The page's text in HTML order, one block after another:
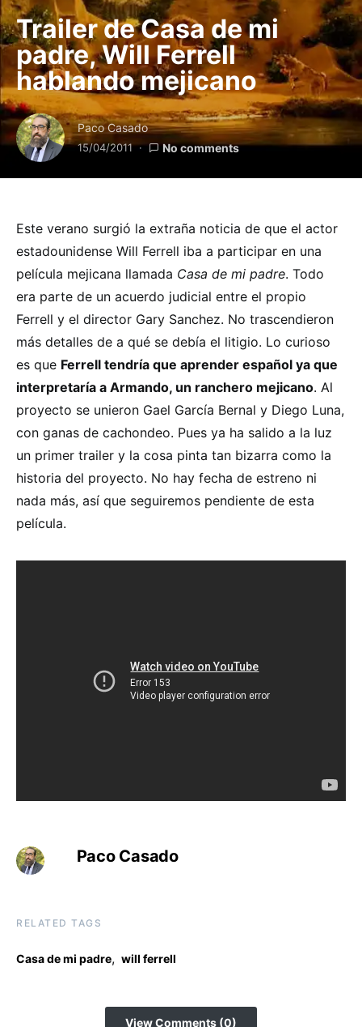
Trailer de Casa de mi
padre, Will Ferrell
hablando mejicano
Paco Casado
15/04/2011 No comments
Este verano surgió la extraña noticia de que el actor
estadounidense Will Ferrell iba a participar en una
película mejicana llamada Casa de mi padre. Todo
era parte de un acuerdo judicial entre el propio
Ferrell y el director Gary Sanchez. No trascendieron
más detalles de a qué se debía el litigio. Lo curioso
es que Ferrell tendría que aprender español ya que
interpretaría a Armando, un ranchero mejicano. Al
proyecto se unieron Gael García Bernal y Diego Luna,
con ganas de cachondeo. Pues ya ha salido a la luz
un primer trailer y la cosa pinta tan bizarra como la
historia del proyecto. No hay fecha de estreno ni
nada más, así que seguiremos pendiente de esta
película.
Paco Casado
RELATED TAGS
Casa de mi padre, will ferrell
View Comments (0)